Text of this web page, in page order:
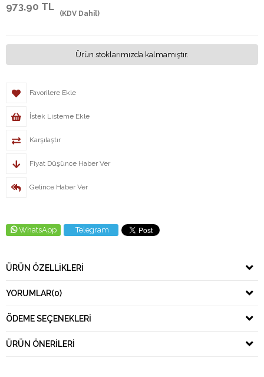
973,90 TL
(KDV Dahil)
Ürün stoklarımızda kalmamıştır.
Favorilere Ekle
İstek Listeme Ekle
Karşılaştır
Fiyat Düşünce Haber Ver
Gelince Haber Ver
WhatsApp Telegram
ÜRÜN ÖZELLIKLERI
YORUMLAR(0)
ÖDEME SEÇENEKLERI
ÜRÜN ÖNERILERI